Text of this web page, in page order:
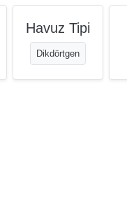
Havuz Tipi
Dikdörtgen